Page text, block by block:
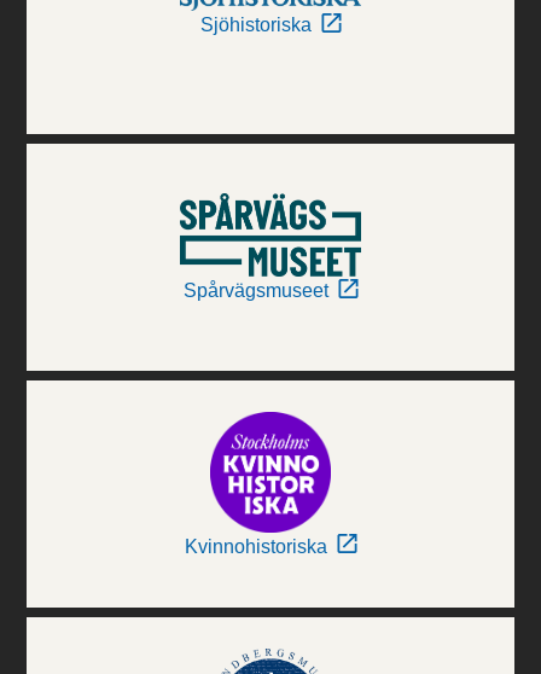
Sjöhistoriska
Spårvägsmuseet
Kvinnohistoriska